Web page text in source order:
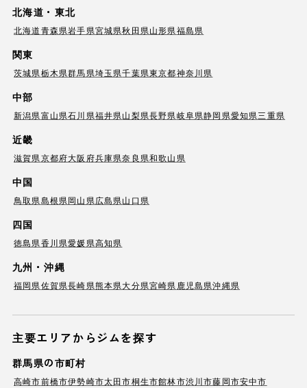
北海道・東北
北海道青森県岩手県宮城県秋田県山形県福島県
関東
茨城県栃木県群馬県埼玉県千葉県東京都神奈川県
中部
新潟県富山県石川県福井県山梨県長野県岐阜県静岡県愛知県三重県
近畿
滋賀県京都府大阪府兵庫県奈良県和歌山県
中国
鳥取県島根県岡山県広島県山口県
四国
徳島県香川県愛媛県高知県
九州・沖縄
福岡県佐賀県長崎県熊本県大分県宮崎県 鹿児島県沖縄県
主要エリアからジムを探す
群馬県の市町村
高崎市前橋市伊勢崎市太田市桐生市館林市渋川市藤岡市安中市